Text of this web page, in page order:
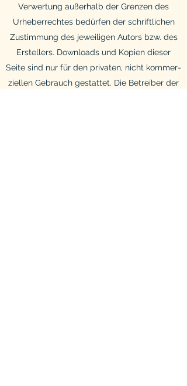
Verwertung außerhalb der Grenzen des
Urheberrechtes bedürfen der schriftlichen
Zustimmung des jeweiligen Autors bzw. des
Erstellers. Downloads und Kopien dieser
Seite sind nur für den privaten, nicht kommer­
ziellen Gebrauch gestattet. Die Betreiber der